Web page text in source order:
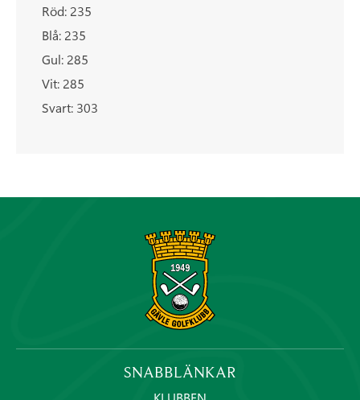
Röd: 235
Blå: 235
Gul: 285
Vit: 285
Svart: 303
SNABBLÄNKAR